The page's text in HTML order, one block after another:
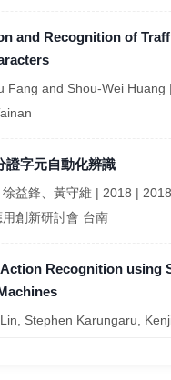
and Recognition of
Fang and Shou-Wei Huang |
證字元自動化辨識
徐益鋒、黃守維 | 2018 |
創新研討會 台南
Recognition using
Stephen Karungaru,